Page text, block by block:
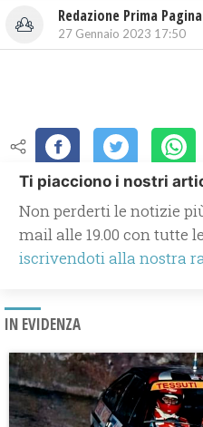
Redazione Prima Pagina
27 Gennaio 2023 17:50
Ti piacciono i nostri
Non perderti le notizie
mail alle 19.00 con tutte
iscrivendoti alla nostra
IN EVIDENZA